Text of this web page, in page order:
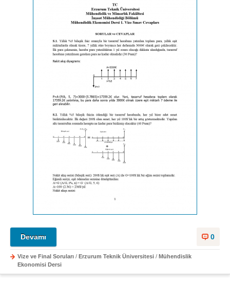
0
Devamı
Vize ve Final Soruları / Erzurum Teknik Üniversitesi / Mühendislik
Ekonomisi Dersi